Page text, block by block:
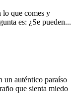
lo que comes y
es: ¿Se pueden...
un auténtico paraíso
que sienta miedo